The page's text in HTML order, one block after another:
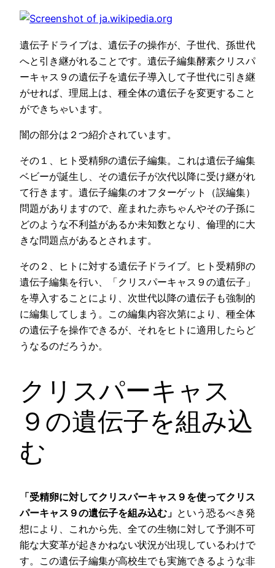
遺伝子ドライブは、遺伝子の操作が、子世代、孫世代
へと引き継がれることです。遺伝子編集酵素クリスパ
ーキャス９の遺伝子を遺伝子導入して子世代に引き継
がせれば、理屈上は、種全体の遺伝子を変更すること
ができちゃいます。
闇の部分は２つ紹介されています。
その１、ヒト受精卵の遺伝子編集。これは遺伝子編集
ベビーが誕生し、その遺伝子が次代以降に受け継がれ
て行きます。遺伝子編集のオフターゲット（誤編集）
問題がありますので、産まれた赤ちゃんやその子孫に
どのような不利益があるか未知数となり、倫理的に大
きな問題点があるとされます。
その２、ヒトに対する遺伝子ドライブ。ヒト受精卵の
遺伝子編集を行い、「クリスパーキャス９の遺伝子」
を導入することにより、次世代以降の遺伝子も強制的
に編集してしまう。この編集内容次第により、種全体
の遺伝子を操作できるが、それをヒトに適用したらど
うなるのだろうか。
クリスパーキャス
９の遺伝子を組み込
む
「受精卵に対してクリスパーキャス９を使ってクリス
パーキャス９の遺伝子を組み込む」 という恐るべき発
想により、これから先、全ての生物に対して予測不可
能な大変革が起きかねない状況が出現しているわけで
す。この遺伝子編集が高校生でも実施できるような非